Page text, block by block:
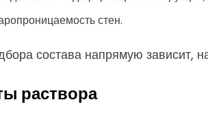
стен.
состава напрямую зависит,
раствора